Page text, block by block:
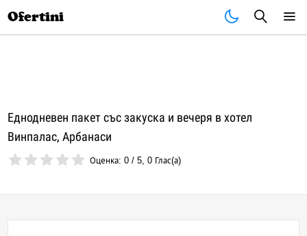
Ofertini
Еднодневен пакет със закуска и вечеря в хотел
Винпалас, Арбанаси
Оценка:0 /5,0 Глас(а)